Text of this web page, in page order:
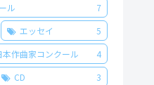
ル
7
エッセイ
5
本作曲家コンクール
4
CD 3